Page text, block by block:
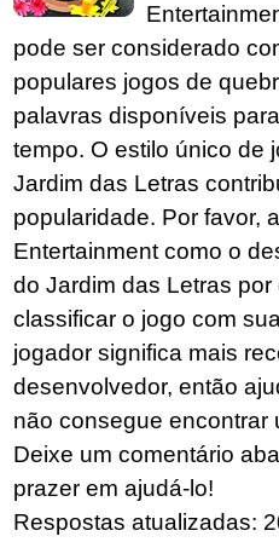
pode ser considerado
populares jogos de
palavras disponíveis
tempo. O estilo único de
Jardim das Letras
popularidade. Por favor,
Entertainment como o
do Jardim das Letras por
classificar o jogo com
jogador significa mais
desenvolvedor, então
não consegue encontrar
Deixe um comentário
prazer em ajudá-lo!
Respostas atualizadas: